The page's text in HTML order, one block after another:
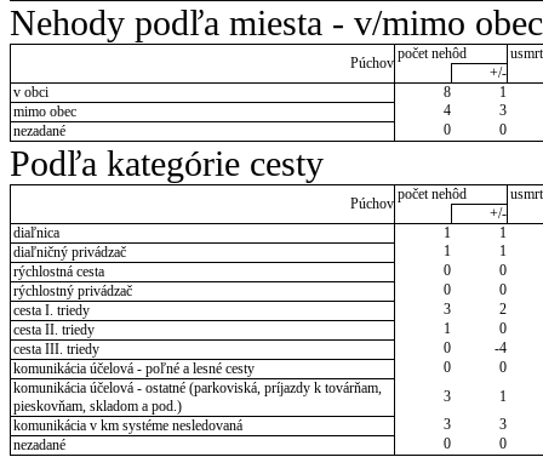
Nehody podľa miesta - v/mimo obec
Púchov
počet nehôd
+/-
v obci
8
1
mimo obec
4
3
nezadané
0 0
Podľa kategórie cesty
Púchov
počet nehôd
+/-
diaľnica
1
1
diaľničný privádzač
1
1
rýchlostná cesta
0
0
rýchlostný privádzač
0
0
cesta I. triedy
3
2
cesta II. triedy
1
0
cesta III. triedy
0
-4
komunikácia účelová - poľné a lesné cesty
0
0
komunikácia účelová - ostatné (parkoviská, príjazdy k továrňam,
pieskovňam, skladom a pod.)
3
1
komunikácia v km systéme nesledovaná
3
3
nezadané
0 0